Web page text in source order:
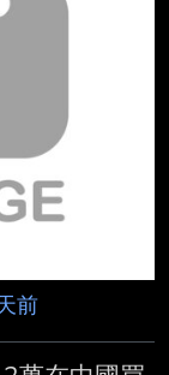
3.4萬/坪
岡, 台灣不是
間房，只要
前